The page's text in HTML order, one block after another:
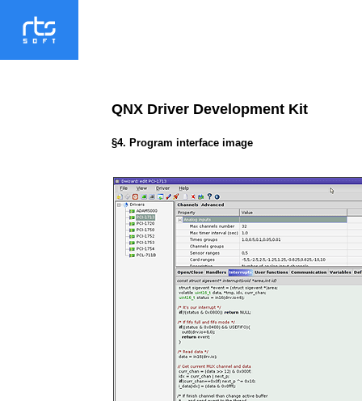
QNX Driver Development Kit
§4. Program interface image